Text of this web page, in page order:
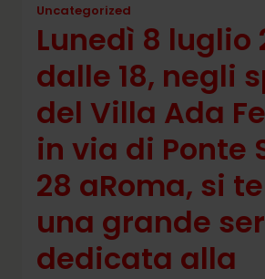
Uncategorized
Lunedì 8 luglio
dalle 18, negli
del Villa Ada
in via di Ponte
28 aRoma, si
una grande
dedicata alla